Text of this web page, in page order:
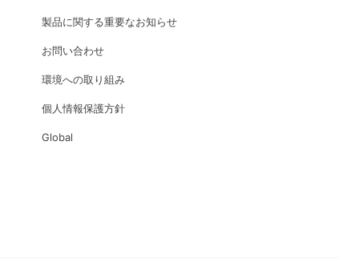
製品に関する重要なお知らせ
お問い合わせ
環境への取り組み
個人情報保護方針
Global